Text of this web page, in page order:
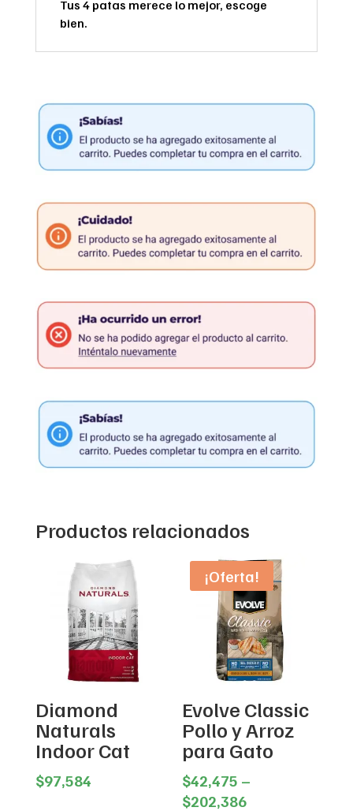
Tus 4 patas merece lo mejor, escoge
bien.
Productos relacionados
Diamond
Naturals
Indoor Cat
$97,584
¡Oferta!
Evolve Classic
Pollo y Arroz
para Gato
$42,475 –
$202,386Price